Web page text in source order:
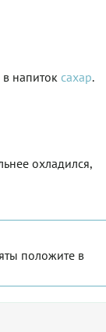
напиток сахар.
охладился,
положите в